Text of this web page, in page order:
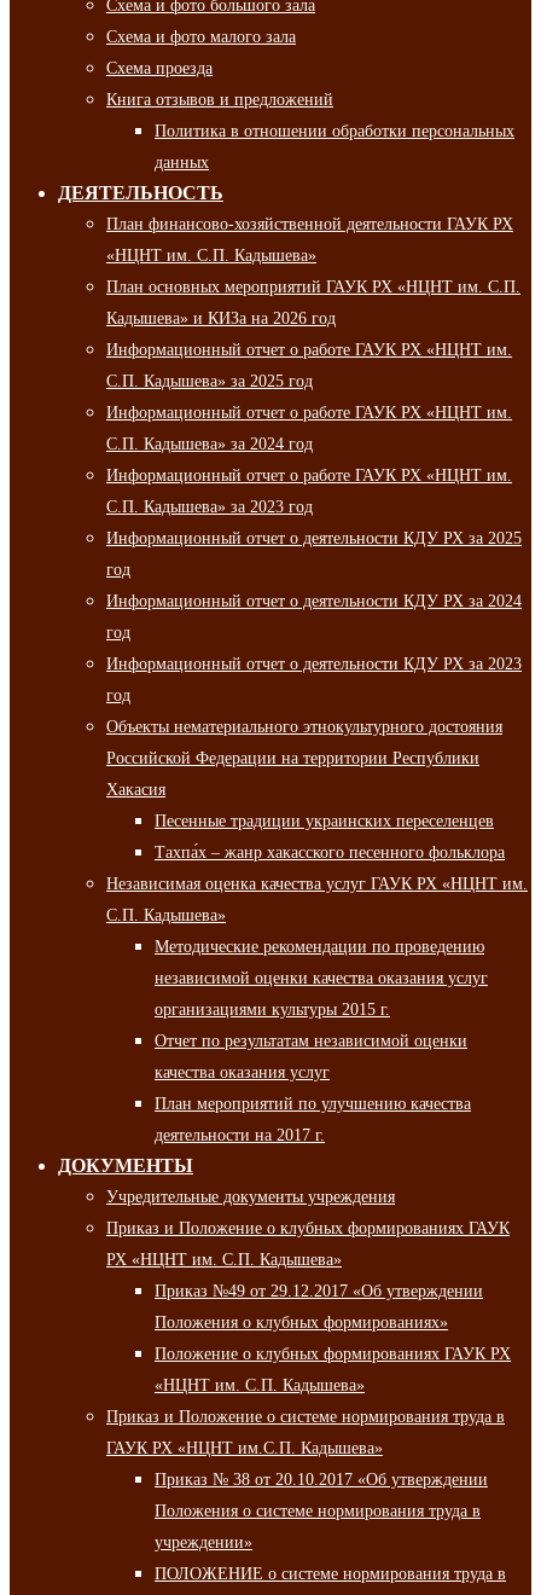
Схема и фото большого зала
Схема и фото малого зала
Схема проезда
Книга отзывов и предложений
Политика в отношении обработки персональных
данных
ДЕЯТЕЛЬНОСТЬ
План финансово-хозяйственной деятельности ГАУК РХ
«НЦНТ им. С.П. Кадышева»
План основных мероприятий ГАУК РХ «НЦНТ им. С.П.
Кадышева» и КИЗа на 2026 год
Информационный отчет о работе ГАУК РХ «НЦНТ им.
С.П. Кадышева» за 2025 год
Информационный отчет о работе ГАУК РХ «НЦНТ им.
С.П. Кадышева» за 2024 год
Информационный отчет о работе ГАУК РХ «НЦНТ им.
С.П. Кадышева» за 2023 год
Информационный отчет о деятельности КДУ РХ за 2025
год
Информационный отчет о деятельности КДУ РХ за 2024
год
Информационный отчет о деятельности КДУ РХ за 2023
год
Объекты нематериального этнокультурного достояния
Российской Федерации на территории Республики
Хакасия
Песенные традиции украинских переселенцев
Тахпа́х – жанр хакасского песенного фольклора
Независимая оценка качества услуг ГАУК РХ «НЦНТ им.
С.П. Кадышева»
Методические рекомендации по проведению
независимой оценки качества оказания услуг
организациями культуры 2015 г.
Отчет по результатам независимой оценки
качества оказания услуг
План мероприятий по улучшению качества
деятельности на 2017 г.
ДОКУМЕНТЫ
Учредительные документы учреждения
Приказ и Положение о клубных формированиях ГАУК
РХ «НЦНТ им. С.П. Кадышева»
Приказ №49 от 29.12.2017 «Об утверждении
Положения о клубных формированиях»
Положение о клубных формированиях ГАУК РХ
«НЦНТ им. С.П. Кадышева»
Приказ и Положение о системе нормирования труда в
ГАУК РХ «НЦНТ им.С.П. Кадышева»
Приказ № 38 от 20.10.2017 «Об утверждении
Положения о системе нормирования труда в
учреждении»
ПОЛОЖЕНИЕ о системе нормирования труда в